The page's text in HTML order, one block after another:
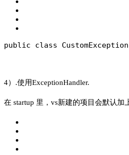
public class
4）.使用ExceptionHandler.
在 startup 里，vs新建的项目会默认加